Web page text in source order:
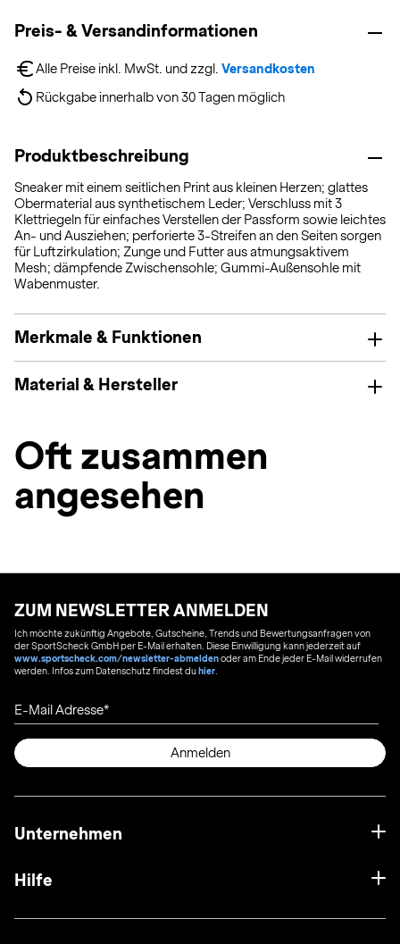
Preis- & Versandinformationen
Alle Preise inkl. MwSt. und zzgl. Versandkosten
Rückgabe innerhalb von 30 Tagen möglich
Produktbeschreibung
Sneaker mit einem seitlichen Print aus kleinen Herzen; glattes
Obermaterial aus synthetischem Leder; Verschluss mit 3
Klettriegeln für einfaches Verstellen der Passform sowie leichtes
An- und Ausziehen; perforierte 3-Streifen an den Seiten sorgen
für Luftzirkulation; Zunge und Futter aus atmungsaktivem
Mesh; dämpfende Zwischensohle; Gummi-Außensohle mit
Wabenmuster.
Merkmale & Funktionen
Material & Hersteller
Oft zusammen
angesehen
ZUM NEWSLETTER ANMELDEN
Ich möchte zukünftig Angebote, Gutscheine, Trends und Bewertungsanfragen von
der SportScheck GmbH per E-Mail erhalten. Diese Einwilligung kann jederzeit auf
www.sportscheck.com/newsletter-abmeldenoder am Ende jeder E-Mail widerrufen
werden. Infos zum Datenschutz findest duhier
E-Mail Adresse
Anmelden
Unternehmen
Hilfe